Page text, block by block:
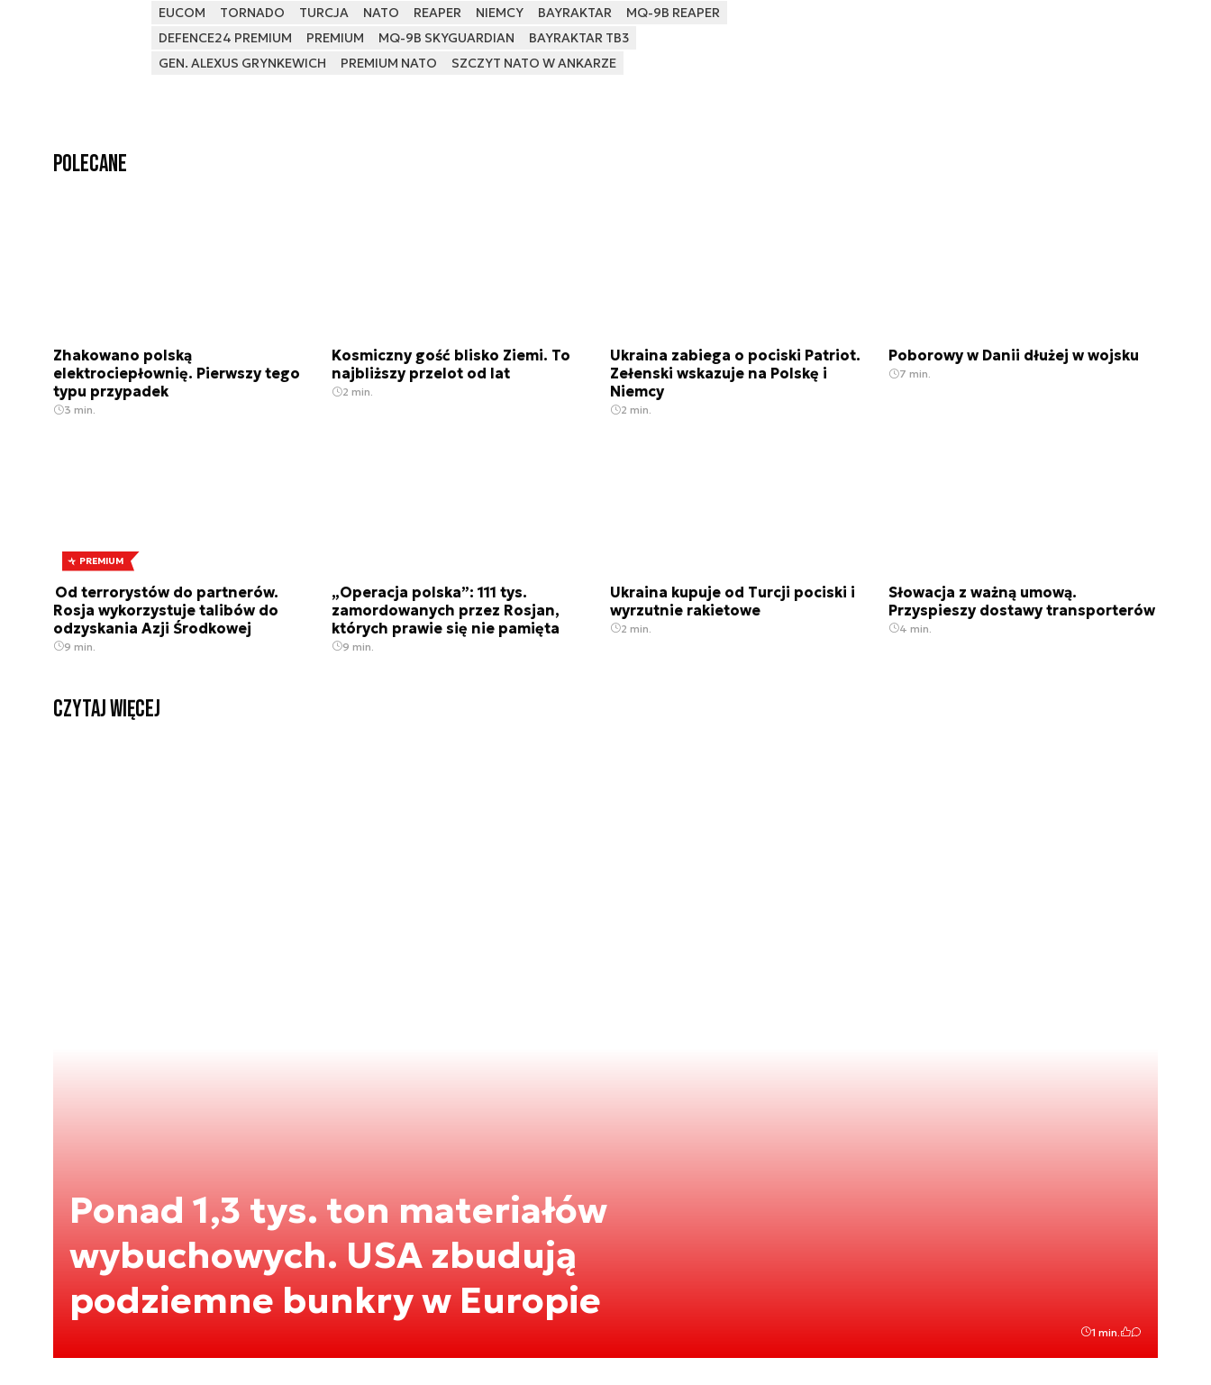
EUCOM TORNADO TURCJA NATO REAPER NIEMCY BAYRAKTAR
MQ-9B REAPER
DEFENCE24 PREMIUM
PREMIUM MQ-9B SKYGUARDIAN
BAYRAKTAR TB3
GEN. ALEXUS GRYNKEWICH
PREMIUM NATO SZCZYT NATO W ANKARZE
Polecane
Zhakowano polską
elektrociepłownię. Pierwszy tego
typu przypadek
3 min.
Kosmiczny gość blisko Ziemi. To
najbliższy przelot od lat
2 min.
Ukraina zabiega o pociski Patriot.
Zełenski wskazuje na Polskę i
Niemcy
2 min.
Poborowy w Danii dłużej w wojsku
7 min.
PREMIUM
Od terrorystów do partnerów.
Rosja wykorzystuje talibów do
odzyskania Azji Środkowej
9 min.
„Operacja polska”: 111 tys.
zamordowanych przez Rosjan,
których prawie się nie pamięta
9 min.
Ukraina kupuje od Turcji pociski i
wyrzutnie rakietowe
2 min.
Słowacja z ważną umową.
Przyspieszy dostawy transporterów
4 min.
czytaj więcej
Ponad 1,3 tys. ton materiałów
wybuchowych. USA zbudują
podziemne bunkry w Europie
1 min.